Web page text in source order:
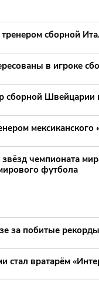
сборной
в игроке
сборной Швейцарии
мексиканского
чемпионата
футбола
за побитые
стал вратарём